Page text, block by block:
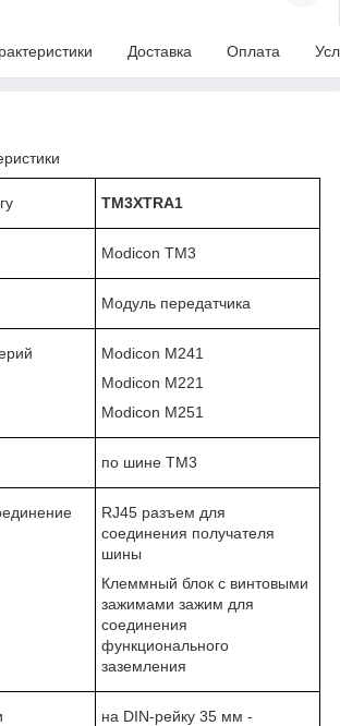
Доставка Оплата
TM3XTRA1
Modicon TM3
Модуль передатчика
Modicon M241
Modicon M221
Modicon M251
по шине ТМ3
RJ45 разъем для
соединения получателя
шины
Клеммный блок с винтовыми
зажимами зажим для
соединения
функционального
заземления
на DIN-рейку 35 мм -